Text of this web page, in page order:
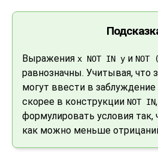
Выражения x NOT IN y и
равнозначны. Учитывая, что
могут ввести в
скорее в конструкции NOT IN
формулировать условия
как можно меньше